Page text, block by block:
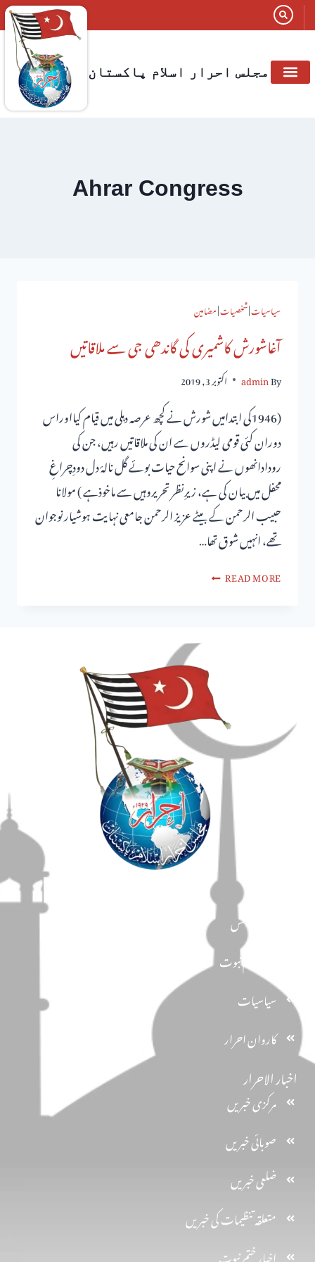
مجلس احرار اسلام پاکستان
Ahrar Congress
سیاسیات|شخصیات|مضامین
آغاشورش کاشمیری کی گاندھی جی سے ملاقاتیں
By
admin اکتوبر 3, 2019
(1946کی ابتدامیں شورش نے کچھ عرصہ دہلی میں قیام کیااوراس
دوران کئی قومی لیڈروں سے ان کی ملاقاتیں رہیں، جن کی
رودادانھوں نے اپنی سوانح حیات بوئے گل نالۂ دل دودِچراغِ
محفل میں بیان کی ہے، زیرِنظرتحریروہیں سے ماخوذہے ) مولانا
حبیب الرحمن کے بیٹے عزیز الرحمن جامعی نہایت ہوشیار نوجوان
تھے، انہیں شوق تھا…
READ MORE
اخبار الاحرار
مرکزی خبریں
صوبائی خبریں
ضلعی خبریں
متعلقہ تنظیمات کی خبریں
اخبارِ ختم نبوت
دین و دانش
تحفظ ختم نبوت
سیاسیات
کاروان احرار